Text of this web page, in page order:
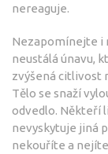
nereaguje.
Nezapomínejte i
neustálá únavu,
zvýšená citlivost
Tělo se snaží
odvedlo. Někteří
nevyskytuje jiná
nekouříte a